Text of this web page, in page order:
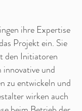
ihre Expertise
Projekt ein. Sie
den Initiatoren
innovative und
zu entwickeln und
wirken auch